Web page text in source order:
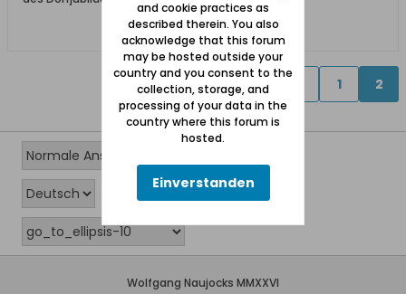
Vorherige 1 2
Wolfgang Naujocks MMXXVI
and cookie practices as
described therein. You also
acknowledge that this forum
may be hosted outside your
country and you consent to the
collection, storage, and
processing of your data in the
country where this forum is
hosted.
Einverstanden